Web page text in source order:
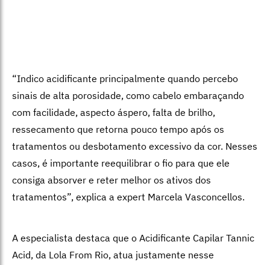
“Indico acidificante principalmente quando percebo
sinais de alta porosidade, como cabelo embaraçando
com facilidade, aspecto áspero, falta de brilho,
ressecamento que retorna pouco tempo após os
tratamentos ou desbotamento excessivo da cor. Nesses
casos, é importante reequilibrar o fio para que ele
consiga absorver e reter melhor os ativos dos
tratamentos”, explica a expert Marcela Vasconcellos.
A especialista destaca que o Acidificante Capilar Tannic
Acid, da Lola From Rio, atua justamente nesse